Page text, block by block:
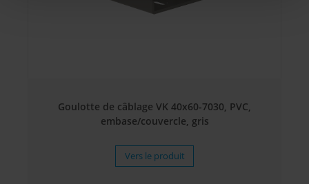
Goulotte de câblage VK 40x60-7030, PVC,
embase/couvercle, gris
Vers le produit